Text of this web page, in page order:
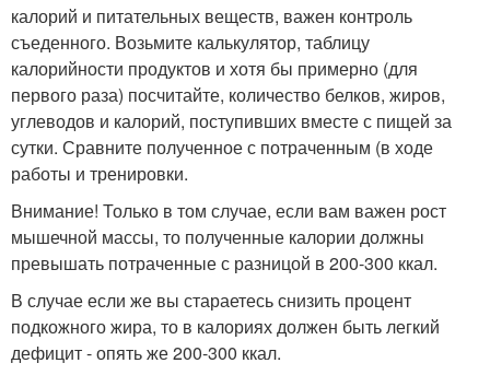
калорий и питательных веществ, важен контроль
съеденного. Возьмите калькулятор, таблицу
калорийности продуктов и хотя бы примерно (для
первого раза) посчитайте, количество белков, жиров,
углеводов и калорий, поступивших вместе с пищей за
сутки. Сравните полученное с потраченным (в ходе
работы и тренировки.
Внимание! Только в том случае, если вам важен рост
мышечной массы, то полученные калории должны
превышать потраченные с разницой в 200-300 ккал.
В случае если же вы стараетесь снизить процент
подкожного жира, то в калориях должен быть легкий
дефицит - опять же 200-300 ккал.